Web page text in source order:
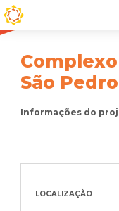
Complexo
São
Informações do
LOCALIZAÇÃO